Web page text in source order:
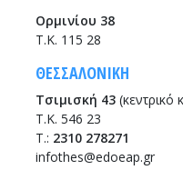
Ορμινίου 38
Τ.Κ. 115 28
ΘΕΣΣΑΛΟΝΙΚΗ
Τσιμισκή 43 (κεντρικό
Τ.Κ. 546 23
T.: 2310 278271
infothes@edoeap.gr